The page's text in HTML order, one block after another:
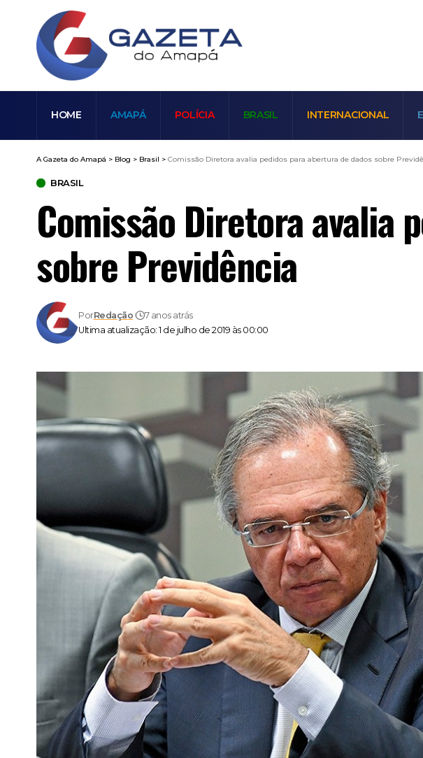
HOME AMAPÁ POLÍCIA BRASIL INTERNACIONAL
A Gazeta do Amapá > Blog > Brasil > Comissão Diretora avalia pedidos para abertura de dados sobre
BRASIL
Comissão Diretora avalia
sobre Previdência
Ultima atualização: 1 de julho de 2019 às 00:00
PorRedação 7 anos atrás